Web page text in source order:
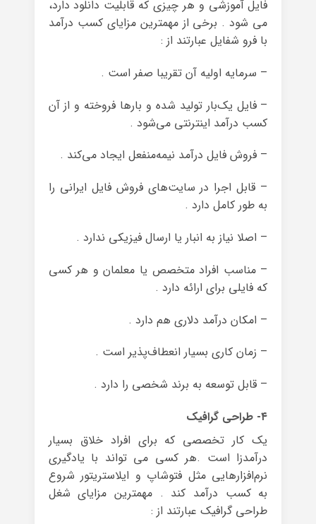
فایل آموزشی و هر چیزی که قابلیت دانلود دارد،
می شود . برخی از مهمترین مزایای کسب درآمد
با فرو شفایل عبارتند از :
– سرمایه اولیه آن تقریبا صفر است .
– فایل یک‌بار تولید شده و بارها فروخته و از آن
کسب درآمد اینترنتی می‌شود .
– فروش فایل درآمد نیمه‌منفعل ایجاد می‌کند .
– قابل اجرا در سایت‌های فروش فایل ایرانی را
به طور کامل دارد .
– اصلا نیاز به انبار یا ارسال فیزیکی ندارد .
– مناسب افراد متخصص یا معلمان و هر کسی
که فایلی برای ارائه دارد .
– امکان درآمد دلاری هم دارد .
– زمان کاری بسیار انعطاف‌پذیر است .
– قابل توسعه به برند شخصی را دارد .
۴- طراحی گرافیک
یک کار تخصصی که برای افراد خلاق بسیار
درآمدزا است .هر کسی می تواند با یادگیری
نرم‌افزارهایی مثل فتوشاپ و ایلاستریتور شروع
به کسب درآمد کند . مهمترین مزایای شغل
طراحی گرافیک عبارتند از :